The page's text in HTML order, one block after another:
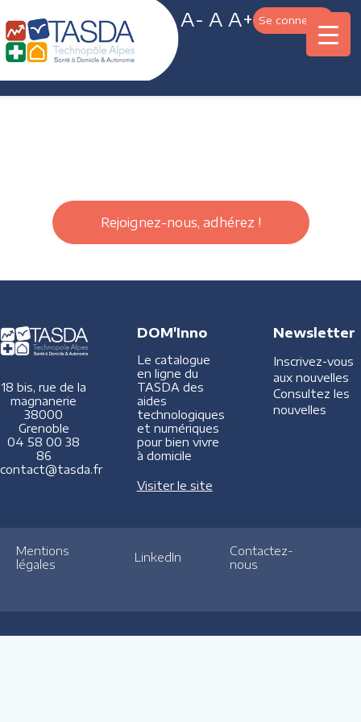
A- A A+ Se connecter
Rejoignez-nous, adhérez !
18 bis, rue de la
magnanerie
38000
Grenoble
04 58 00 38
86
contact@tasda.fr
DOM'Inno
Le catalogue
en ligne du
TASDA des
aides
technologiques
et numériques
pour bien vivre
à domicile
Visiter le site
Newsletter
Inscrivez-vous
aux nouvelles
Consultez les
nouvelles
Mentions
légales
LinkedIn
Contactez-
nous